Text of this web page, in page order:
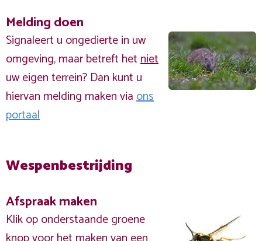
Melding doen
Signaleert u ongedierte in uw
omgeving, maar betreft hetniet
uw eigen terrein? Dan kunt u
hiervan melding maken viaons
portaal
Wespenbestrijding
Afspraak maken
Klik op onderstaande groene